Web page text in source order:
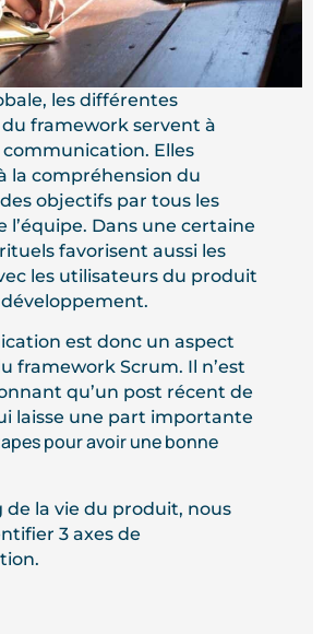
les différentes
framework servent à
Elles
la compréhension du
objectifs par tous les
l’équipe. Dans une certaine
favorisent aussi les
les utilisateurs du produit
est donc un aspect
framework Scrum. Il n’est
qu’un post récent de
laisse une part importante
pour avoir une bonne
de la vie du produit, nous
3 axes de